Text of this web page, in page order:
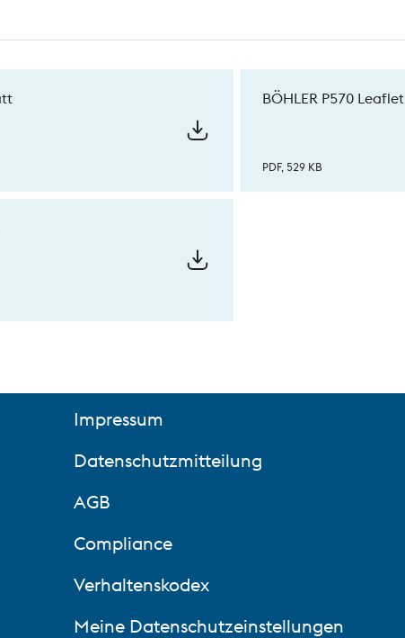
BÖHLER P570 Leaflet
PDF, 529 KB
Impressum
Datenschutzmitteilung
AGB
Compliance
Verhaltenskodex
Meine Datenschutzeinstellungen